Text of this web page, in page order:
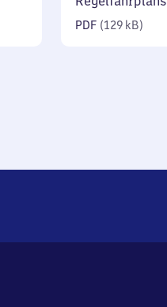
PDF (129 kB)